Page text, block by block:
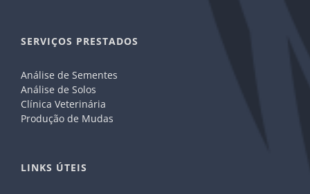
SERVIÇOS PRESTADOS
Análise de Sementes
Análise de Solos
Clínica Veterinária
Produção de Mudas
LINKS ÚTEIS